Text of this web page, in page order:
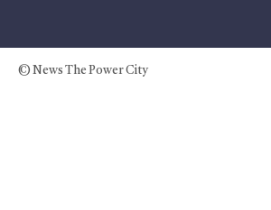
© News The Power City